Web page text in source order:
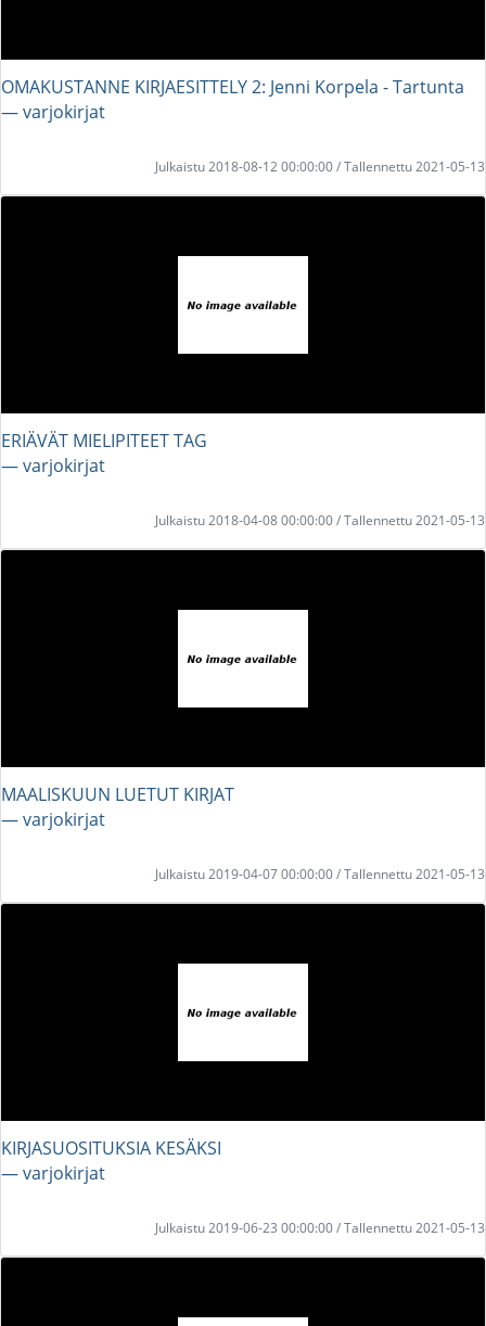
OMAKUSTANNE KIRJAESITTELY 2: Jenni Korpela - Tartunta
― varjokirjat
Julkaistu 2018-08-12 00:00:00 / Tallennettu 2021-05-13
ERIÄVÄT MIELIPITEET TAG
― varjokirjat
Julkaistu 2018-04-08 00:00:00 / Tallennettu 2021-05-13
MAALISKUUN LUETUT KIRJAT
― varjokirjat
Julkaistu 2019-04-07 00:00:00 / Tallennettu 2021-05-13
KIRJASUOSITUKSIA KESÄKSI
― varjokirjat
Julkaistu 2019-06-23 00:00:00 / Tallennettu 2021-05-13